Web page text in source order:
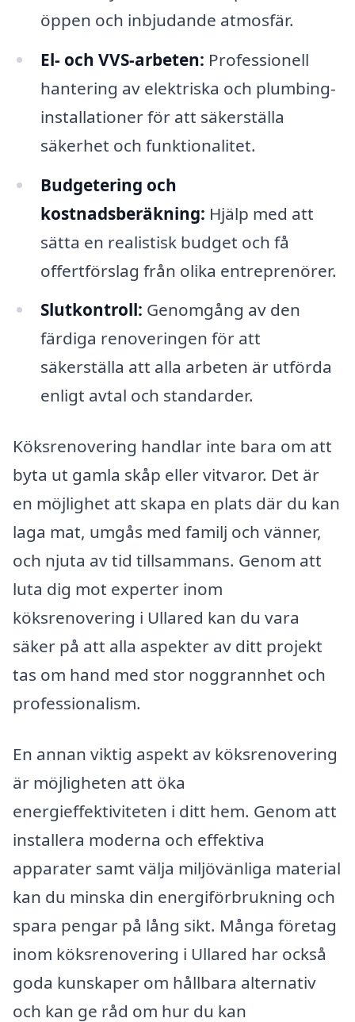
öppen och inbjudande atmosfär.
El- och VVS-arbeten: Professionell
hantering av elektriska och plumbing-
installationer för att säkerställa
säkerhet och funktionalitet.
Budgetering och
kostnadsberäkning: Hjälp med att
sätta en realistisk budget och få
offertförslag från olika entreprenörer.
Slutkontroll: Genomgång av den
färdiga renoveringen för att
säkerställa att alla arbeten är utförda
enligt avtal och standarder.
Köksrenovering handlar inte bara om att
byta ut gamla skåp eller vitvaror. Det är
en möjlighet att skapa en plats där du kan
laga mat, umgås med familj och vänner,
och njuta av tid tillsammans. Genom att
luta dig mot experter inom
köksrenovering i Ullared kan du vara
säker på att alla aspekter av ditt projekt
tas om hand med stor noggrannhet och
professionalism.
En annan viktig aspekt av köksrenovering
är möjligheten att öka
energieffektiviteten i ditt hem. Genom att
installera moderna och effektiva
apparater samt välja miljövänliga material
kan du minska din energiförbrukning och
spara pengar på lång sikt. Många företag
inom köksrenovering i Ullared har också
goda kunskaper om hållbara alternativ
och kan ge råd om hur du kan